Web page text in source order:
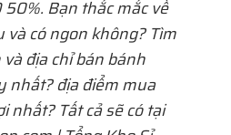
50%. Bạn thắc mắc về
và có ngon không? Tìm
địa chỉ bán bánh
nhất? địa điểm mua
nhất? Tất cả sẽ có tại